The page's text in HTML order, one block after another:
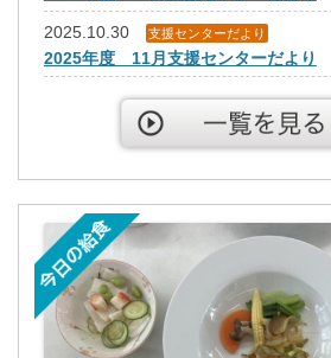
2025.10.30 支援センターだより
2025年度 11月支援センターだより